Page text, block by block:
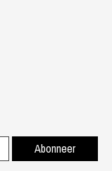
Abonneer